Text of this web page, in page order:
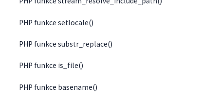
PHP funkce setlocale()
PHP funkce substr_replace()
PHP funkce is_file()
PHP funkce basename()